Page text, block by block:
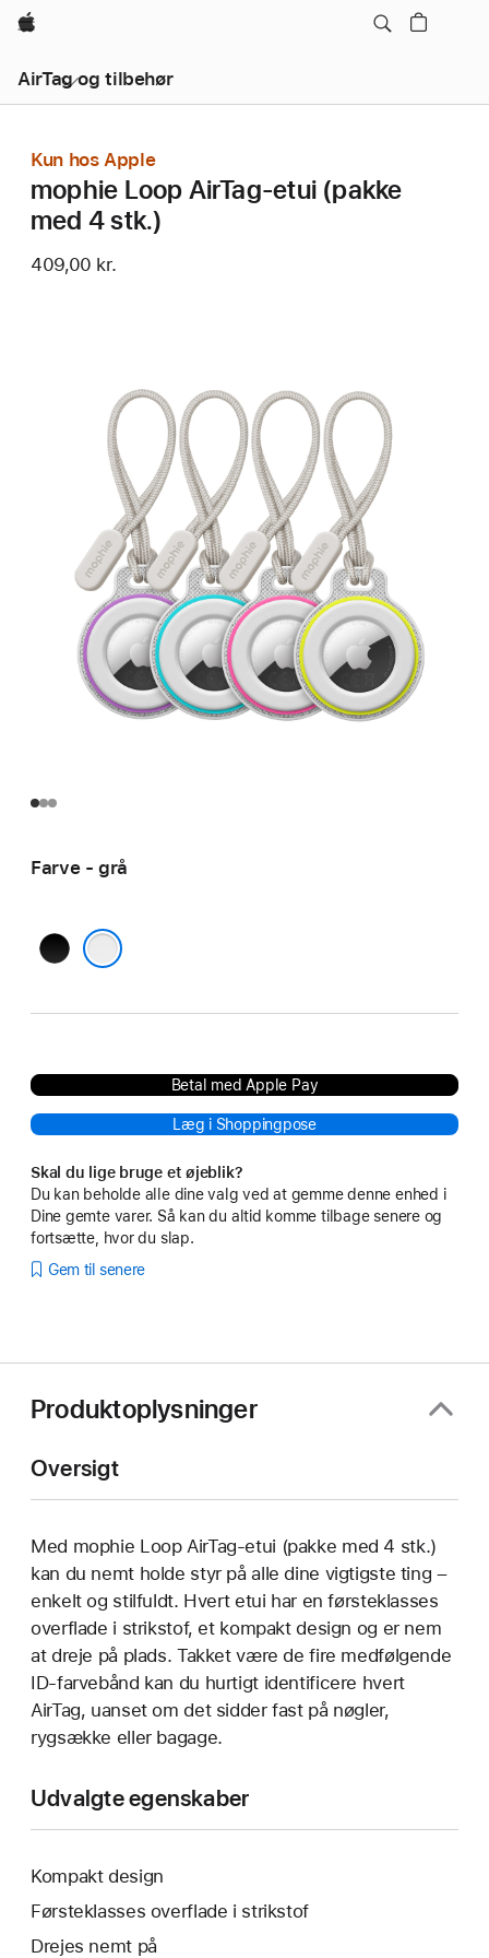
Apple
AirTag og tilbehør
Kun hos Apple
mophie Loop AirTag-etui (pakke
med 4 stk.)
409,00 kr.
Farve - grå
sort
Betal med Apple Pay
Læg i Shoppingpose
Skal du lige bruge et øjeblik?
Du kan beholde alle dine valg ved at gemme denne enhed i
Dine gemte varer. Så kan du altid komme tilbage senere og
fortsætte, hvor du slap.
Gem til senere
Produktoplysninger
Oversigt
Med mophie Loop AirTag-etui (pakke med 4 stk.)
kan du nemt holde styr på alle dine vigtigste ting –
enkelt og stilfuldt. Hvert etui har en førsteklasses
overflade i strikstof, et kompakt design og er nem
at dreje på plads. Takket være de fire medfølgende
ID-farvebånd kan du hurtigt identificere hvert
AirTag, uanset om det sidder fast på nøgler,
rygsække eller bagage.
Udvalgte egenskaber
Kompakt design
Førsteklasses overflade i strikstof
Drejes nemt på